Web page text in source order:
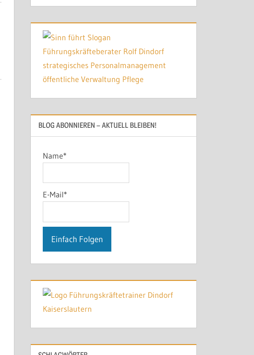
BLOG ABONNIEREN – AKTUELL BLEIBEN!
Name*
E-Mail*